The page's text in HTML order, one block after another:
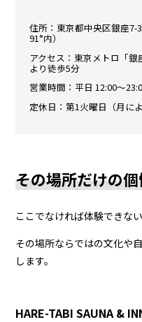
住所：東京都中央区銀座7-
91°内）
アクセス：東京メトロ「
より徒歩5分
営業時間：平日 12:00〜
定休日：第1火曜日（月に
その場所だけの
ここでなければ体験できな
その場所ならではの文化や
します。
HARE-TABI SAUNA &